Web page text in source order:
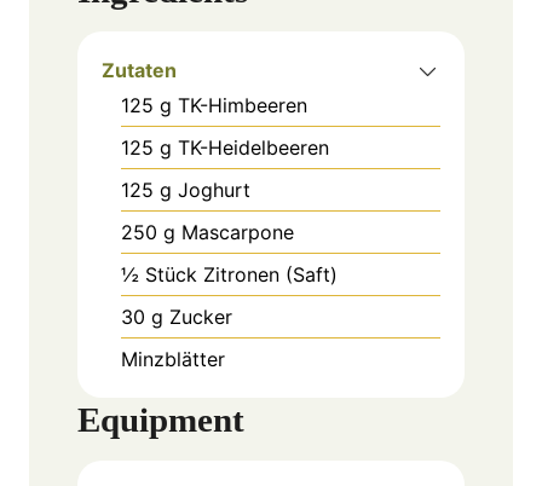
Zutaten
125 g TK-Himbeeren
125 g TK-Heidelbeeren
125 g Joghurt
250 g Mascarpone
½ Stück Zitronen (Saft)
30 g Zucker
Minzblätter
Equipment